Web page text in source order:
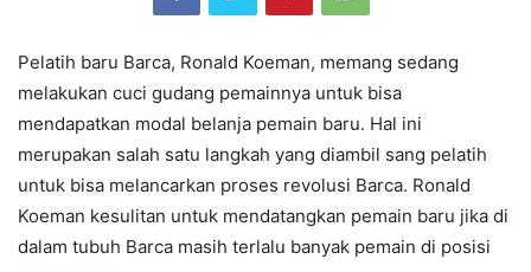
Pelatih baru Barca, Ronald Koeman, memang sedang
melakukan cuci gudang pemainnya untuk bisa
mendapatkan modal belanja pemain baru. Hal ini
merupakan salah satu langkah yang diambil sang pelatih
untuk bisa melancarkan proses revolusi Barca. Ronald
Koeman kesulitan untuk mendatangkan pemain baru jika di
dalam tubuh Barca masih terlalu banyak pemain di posisi